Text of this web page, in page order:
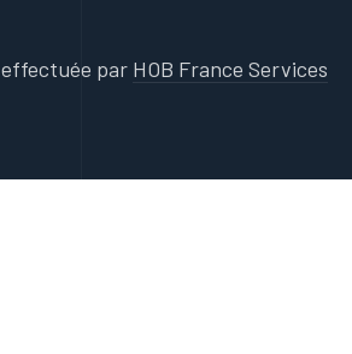
effectuée par HOB France Services